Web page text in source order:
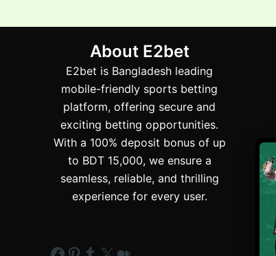
About E2bet
E2bet is Bangladesh leading
mobile-friendly sports betting
platform, offering secure and
exciting betting opportunities.
With a 100% deposit bonus of up
to BDT 15,000, we ensure a
seamless, reliable, and thrilling
experience for every user.